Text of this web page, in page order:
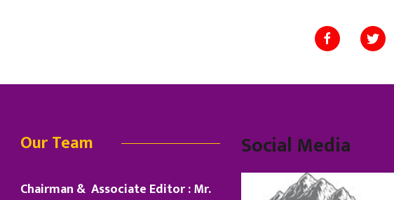
Our Team
Chairman & Associate Editor : Mr.
Social Media